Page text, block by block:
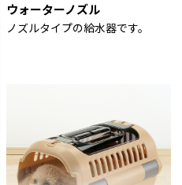
ウォーターノズル
ノズルタイプの給水器です。